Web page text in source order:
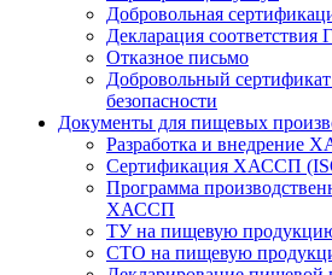
Добровольная
Декларация
Отказное письмо
Добровольный
безопасности
Документы для пищевых
Разработка и внедрение
Сертификация ХАССП
Программа
ХАССП
ТУ на пищевую
СТО на пищевую